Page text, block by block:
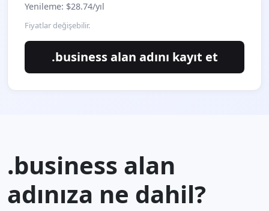
Yenileme: $28.74/yıl
Fiyatlar değişebilir.
.business alan adını kayıt et
.business alan
adınıza ne dahil?